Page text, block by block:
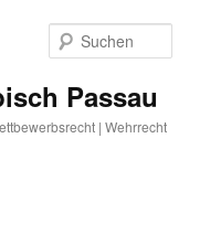
Passau
| Wehrrecht